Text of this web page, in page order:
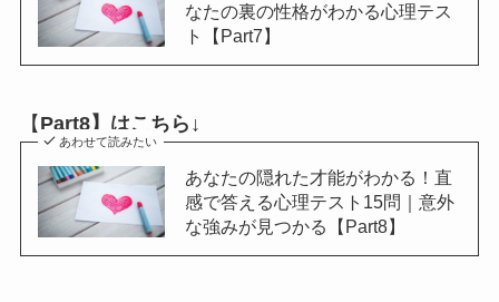
なたの裏の性格がわかる心理テス
ト【Part7】
【 Part8】はこちら↓
あわせて読みたい
あなたの隠れた才能がわかる！直
感で答える心理テスト15問｜意外
な強みが見つかる【Part8】